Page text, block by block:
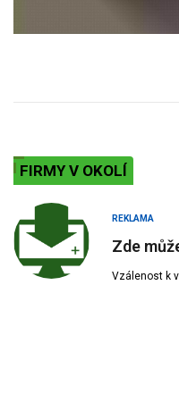
FIRMY V OKOLÍ
REKLAMA
Zde
Vzálenost k